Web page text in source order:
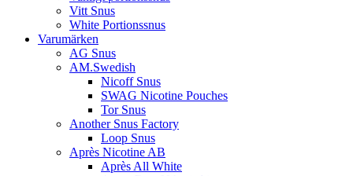
Vitt Snus
White Portionssnus
Varumärken
AG Snus
AM.Swedish
Nicoff Snus
SWAG Nicotine Pouches
Tor Snus
Another Snus Factory
Loop Snus
Après Nicotine AB
Après All White